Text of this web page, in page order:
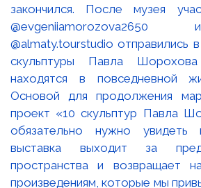
закончился. После музея
@almaty.tourstudio отправились
скульптуры Павла
находятся в повседневной
Основой для продолжения
проект «10 скульптур Павла
обязательно нужно
выставка выходит за
пространства и
произведениям, которые мы